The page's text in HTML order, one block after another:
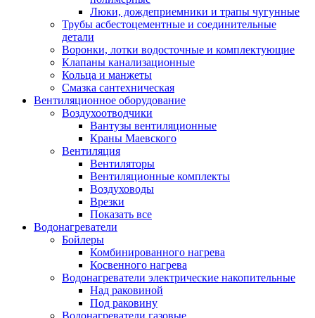
Люки, дождеприемники и трапы чугунные
Трубы асбестоцементные и соединительные
детали
Воронки, лотки водосточные и комплектующие
Клапаны канализационные
Кольца и манжеты
Смазка сантехническая
Вентиляционное оборудование
Воздухоотводчики
Вантузы вентиляционные
Краны Маевского
Вентиляция
Вентиляторы
Вентиляционные комплекты
Воздуховоды
Врезки
Показать все
Водонагреватели
Бойлеры
Комбинированного нагрева
Косвенного нагрева
Водонагреватели электрические накопительные
Над раковиной
Под раковину
Водонагреватели газовые